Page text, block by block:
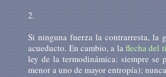
2.
Si ninguna fuerza la contrarresta, la
acueducto. En cambio, a laflecha del
ley de la termodinámica: siempre se
menor a uno de mayor entropía);